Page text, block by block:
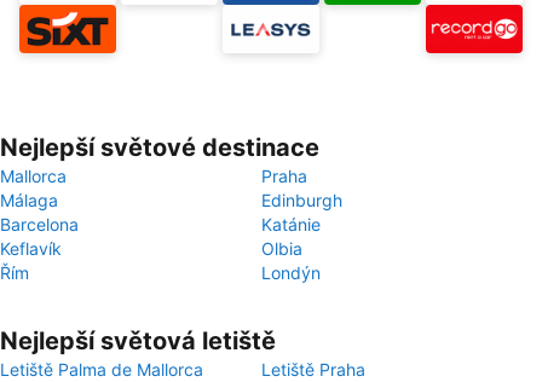
Nejlepší světové destinace
Mallorca
Praha
Málaga
Edinburgh
Barcelona
Katánie
Keflavík
Olbia
Řím
Londýn
Nejlepší světová letiště
Letiště Palma de Mallorca
Letiště Praha